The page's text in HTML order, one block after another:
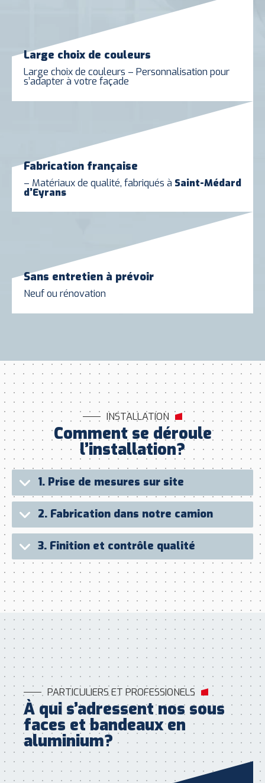
Large choix de couleurs
Large choix de couleurs – Personnalisation pour
s’adapter à votre façade
Fabrication française
– Matériaux de qualité, fabriqués à Saint-Médard
d’Eyrans
Sans entretien à prévoir
Neuf ou rénovation
INSTALLATION
Comment se déroule
l’installation?
1. Prise de mesures sur site
2. Fabrication dans notre camion
3. Finition et contrôle qualité
PARTICULIERS ET PROFESSIONELS
À qui s’adressent nos sous
faces et bandeaux en
aluminium?